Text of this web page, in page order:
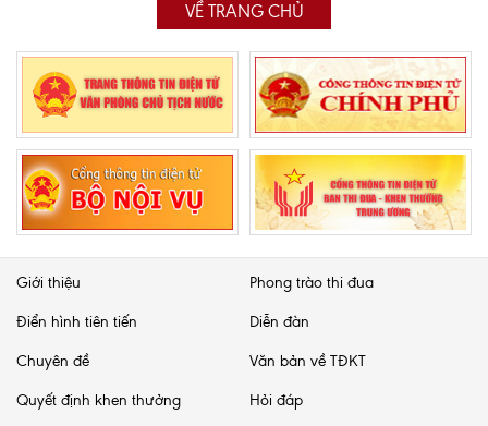
VỀ TRANG CHỦ
Giới thiệu Phong trào thi đua
Điển hình tiên tiến Diễn đàn
Chuyên đề Văn bản về TĐKT
Quyết định khen thưởng Hỏi đáp